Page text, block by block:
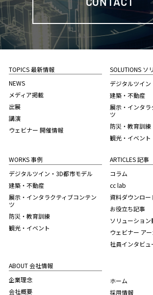
TOPICS 最新情報
NEWS
メディア掲載
出展
講演
ウェビナー 開催情報
WORKS 事例
デジタルツイン・3D都市モデル
建築・不動産
展示・インタラクティブコンテン
ツ
防災・教育訓練
観光・イベント
SOLUTIONS ソ
デジタルツイ
建築・不動産
展示・インタ
ツ
防災・教育訓練
観光・イベント
ARTICLES 記事
コラム
cc lab
資料ダウンロー
お役立ち記事
ソリューション
ウェビナー ア
社員インタビュ
ABOUT 会社情報
企業理念
会社概要
ホーム
採用情報